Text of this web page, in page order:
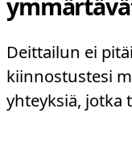
Deittailun ei
kiinnostustesi
yhteyksiä, jotka